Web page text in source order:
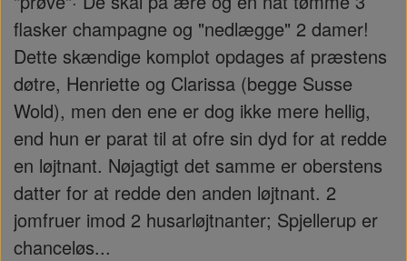
flasker champagne og "nedlægge" 2 damer!
Dette skændige komplot opdages af præstens
døtre, Henriette og Clarissa (begge Susse
Wold), men den ene er dog ikke mere hellig,
end hun er parat til at ofre sin dyd for at redde
en løjtnant. Nøjagtigt det samme er oberstens
datter for at redde den anden løjtnant. 2
jomfruer imod 2 husarløjtnanter; Spjellerup er
chanceløs...